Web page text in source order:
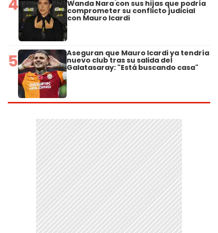
Wanda Nara con sus hijas que podría
comprometer su conflicto judicial
con Mauro Icardi
5 Aseguran que Mauro Icardi ya tendría
nuevo club tras su salida del
Galatasaray: "Está buscando casa"